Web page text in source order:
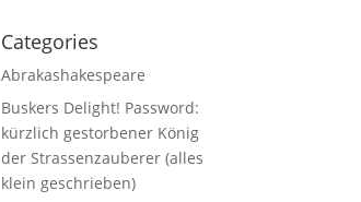
Categories
Abrakashakespeare
Buskers Delight! Password:
kürzlich gestorbener König
der Strassenzauberer (alles
klein geschrieben)